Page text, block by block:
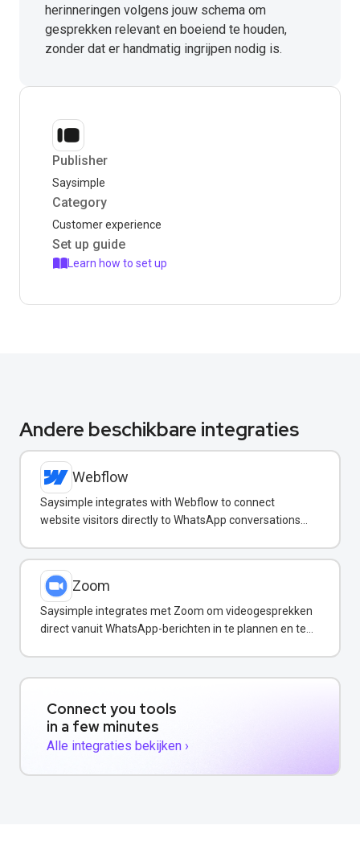
herinneringen volgens jouw schema om
gesprekken relevant en boeiend te houden,
zonder dat er handmatig ingrijpen nodig is.
Publisher
Saysimple
Category
Customer experience
Set up guide
Learn how to set up
Andere beschikbare integraties
Webflow
Saysimple integrates with Webflow to connect
website visitors directly to WhatsApp conversations
Zoom
Saysimple integrates met Zoom om videogesprekken
direct vanuit WhatsApp-berichten in te plannen en te
Connect you tools
in a few minutes
Alle integraties bekijken ›